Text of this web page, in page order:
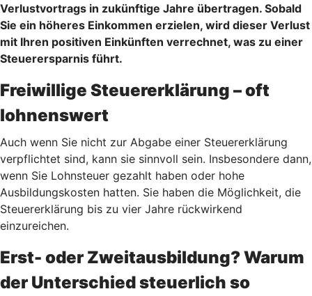
Verlustvortrags in zukünftige Jahre übertragen. Sobald
Sie ein höheres Einkommen erzielen, wird dieser Verlust
mit Ihren positiven Einkünften verrechnet, was zu einer
Steuerersparnis führt.
Freiwillige Steuererklärung – oft
lohnenswert
Auch wenn Sie nicht zur Abgabe einer Steuererklärung
verpflichtet sind, kann sie sinnvoll sein. Insbesondere dann,
wenn Sie Lohnsteuer gezahlt haben oder hohe
Ausbildungskosten hatten. Sie haben die Möglichkeit, die
Steuererklärung bis zu vier Jahre rückwirkend
einzureichen.
Erst- oder Zweitausbildung? Warum
der Unterschied steuerlich so